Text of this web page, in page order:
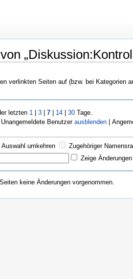
verlinkten Seiten auf (bzw. bei Kategorien
letzten 1 | 3| 7| 14| 30Tage.
Benutzer ausblenden|
Auswahl umkehren
Zugehöriger
Zeige
keine Änderungen vorgenommen.